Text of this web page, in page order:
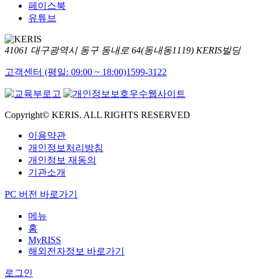
페이스북
유튜브
41061 대구광역시 동구 동내로 64(동내동1119) KERIS빌딩
고객센터 (평일: 09:00 ~ 18:00)1599-3122
Copyright© KERIS. ALL RIGHTS RESERVED
이용약관
개인정보처리방침
개인정보 재동의
기관소개
PC 버전 바로가기
메뉴
홈
MyRISS
해외전자정보 바로가기
로그인